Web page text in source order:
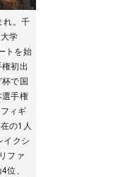
れ。千
学
トを始
初出
で国
手権
ィギ
の1人
イクシ
ファ
、